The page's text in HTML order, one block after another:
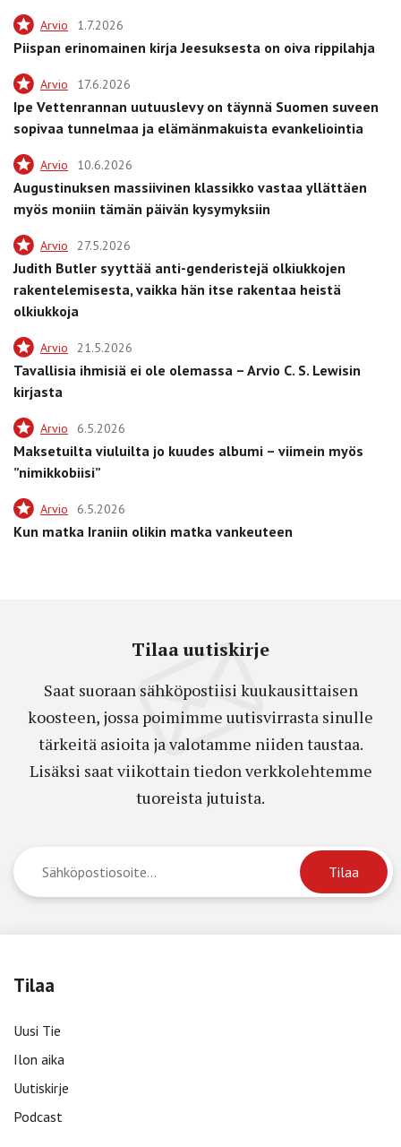
Arvio 1.7.2026
Piispan erinomainen kirja Jeesuksesta on oiva rippilahja
Arvio 17.6.2026
Ipe Vettenrannan uutuuslevy on täynnä Suomen suveen
sopivaa tunnelmaa ja elämänmakuista evankeliointia
Arvio 10.6.2026
Augustinuksen massiivinen klassikko vastaa yllättäen
myös moniin tämän päivän kysymyksiin
Arvio 27.5.2026
Judith Butler syyttää anti-genderistejä olkiukkojen
rakentelemisesta, vaikka hän itse rakentaa heistä
olkiukkoja
Arvio 21.5.2026
Tavallisia ihmisiä ei ole olemassa – Arvio C. S. Lewisin
kirjasta
Arvio 6.5.2026
Maksetuilta viuluilta jo kuudes albumi – viimein myös
”nimikkobiisi”
Arvio 6.5.2026
Kun matka Iraniin olikin matka vankeuteen
Tilaa uutiskirje
Saat suoraan sähköpostiisi kuukausittaisen
koosteen, jossa poimimme uutisvirrasta sinulle
tärkeitä asioita ja valotamme niiden taustaa.
Lisäksi saat viikottain tiedon verkkolehtemme
tuoreista jutuista.
Tilaa
Uusi Tie
Ilon aika
Uutiskirje
Podcast